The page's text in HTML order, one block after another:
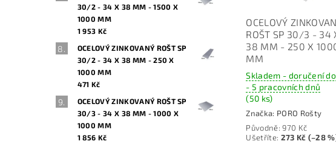
30/2 - 34 X 38 MM - 1500 X
1000 MM
1 953 Kč
OCELOVÝ ZINKOVANÝ ROŠT SP
30/2 - 34 X 38 MM - 250 X
1000 MM
471 Kč
OCELOVÝ ZINKOVANÝ ROŠT SP
30/3 - 34 X 38 MM - 1000 X
1000 MM
1 856 Kč
OCELOVÝ
ROŠT SP 30/3 - 34
38 MM - 250 X
MM
Skladem - doručení
- 5 pracovních dnů
(50 ks)
Značka: PORO Rošty
Původně:970 Kč
Ušetříte: 273 Kč (–28